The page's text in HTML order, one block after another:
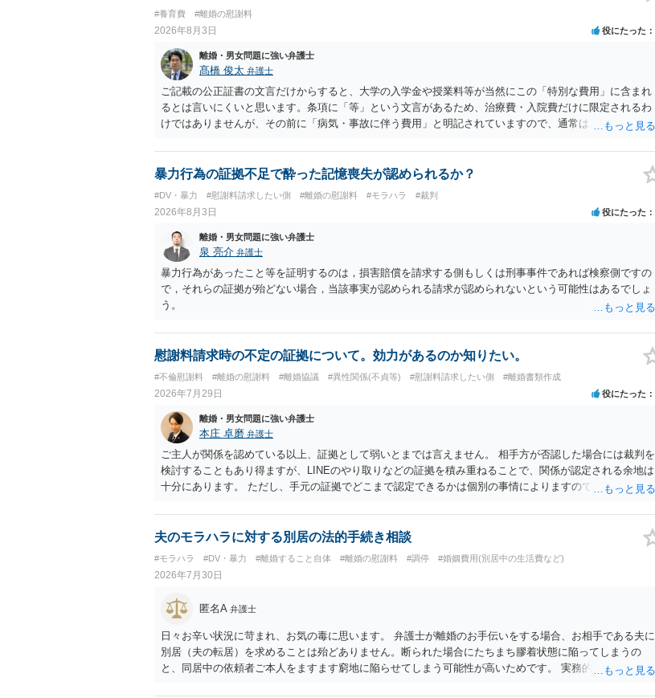
#養育費 #離婚の慰謝料
2026年8月3日 役にたった
離婚・男女問題に強い弁護士
髙橋 俊太 弁護士
ご記載の公正証書の文言だけからすると、大学の入学金や授業料等が当然にこの「特別な費用」に含まれ
るとは言いにくいと思います。条項に「等」という文言があるため、治療費・入院費だけに限定されるわ
けではありませんが、その前に「病気・事故に伴う費用」と明記されていますので、通常は、病気や事故
す。したがって、大学の入学金、授業料、受験費用などの教育費についてまで、「この条項があるから当
然に半額を請求できる」とまでは言いにくいと思われます。なお、通常、大学進学費用をどこまで負担す
歴・収入・資産状況、進学先や費用などを踏まえて個別に検討することになります。公正証書の他の条項
において、養育費の終期についてどのように定められているか、大学進学に関する定めの有無、「教育
費」「進学費用」に関する定めの有無等について確認する必要があると考えられます。
暴力行為の証拠不足で酔った記憶喪失が認められるか？
#DV・暴力 #慰謝料請求したい側 #離婚の慰謝料 #モラハラ #裁判
2026年8月3日 役にたった
離婚・男女問題に強い弁護士
泉 亮介 弁護士
暴力行為があったこと等を証明するのは，損害賠償を請求する側もしくは刑事事件であれば検察側ですの
で，それらの証拠が殆どない場合，当該事実が認められる請求が認められないという可能性はあるでしょ
う。
慰謝料請求時の不定の証拠について。効力があるのか知りたい。
#不倫慰謝料 #離婚の慰謝料 #離婚協議 #異性関係(不貞等) #慰謝料請求したい側 #離婚書類作成
2026年7月29日 役にたった
離婚・男女問題に強い弁護士
本庄 卓磨 弁護士
ご主人が関係を認めている以上、証拠として弱いとまでは言えません。 相手方が否認した場合には裁判を
検討することもあり得ますが、LINEのやり取りなどの証拠を積み重ねることで、関係が認定される余地は
十分にあります。 ただし、手元の証拠でどこまで認定できるかは個別の事情によりますので、お早めに弁
夫のモラハラに対する別居の法的手続き相談
#モラハラ #DV・暴力 #離婚すること自体 #離婚の慰謝料 #調停 #婚姻費用(別居中の生活費など)
2026年7月30日
匿名A 弁護士
日々お辛い状況に苛まれ、お気の毒に思います。 弁護士が離婚のお手伝いをする場合、お相手である夫に
別居（夫の転居）を求めることは殆どありません。断られた場合にたちまち膠着状態に陥ってしまうの
と、同居中の依頼者ご本人をますます窮地に陥らせてしまう可能性が高いためです。 実務的には、ご相談